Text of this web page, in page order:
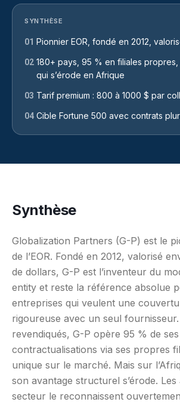
SYNTHÈSE
01 Pionnier EOR, fondé en 2012,
02 180+ pays, 95 % en filiales propres,
qui s’érode en Afrique
03 Tarif premium : 800 à 1000 $ par
04 Cible Fortune 500 avec contrats
Synthèse
Globalization Partners (G-P) est le
de l’EOR. Fondé en 2012, valorisé
de dollars, G-P est l’inventeur du
entity et reste la référence absolue
entreprises qui veulent une
rigoureuse avec un seul
revendiqués, G-P opère 95 % de ses
contractualisations via ses propres
unique sur le marché. Mais sur
son avantage structurel s’érode. Les
secteur le reconnaissent